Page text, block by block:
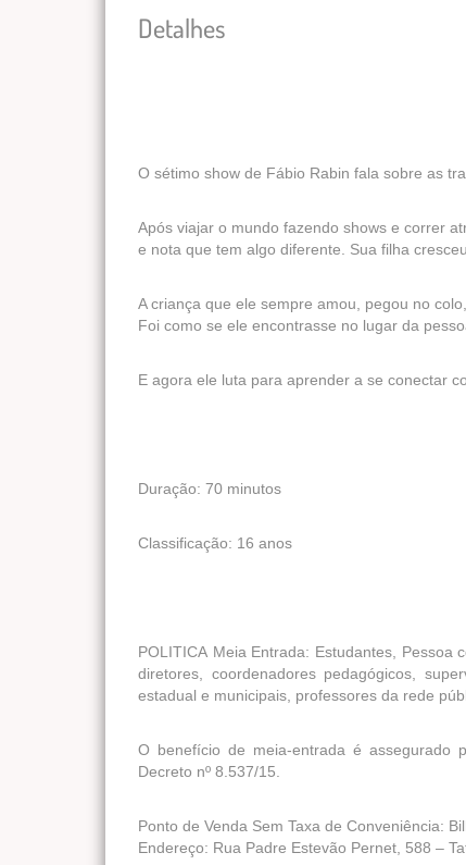
Detalhes
O sétimo show de Fábio Rabin fala sobre as
Após viajar o mundo fazendo shows e correr
e nota que tem algo diferente. Sua filha
A criança que ele sempre amou, pegou no
Foi como se ele encontrasse no lugar da
E agora ele luta para aprender a se conectar
Duração: 70 minutos
Classificação: 16 anos
POLITICA Meia Entrada: Estudantes, Pessoa
diretores, coordenadores pedagógicos,
estadual e municipais, professores da rede
O benefício de meia-entrada é assegurado
Decreto nº 8.537/15.
Ponto de Venda Sem Taxa de Conveniência:
Endereço: Rua Padre Estevão Pernet, 588 –